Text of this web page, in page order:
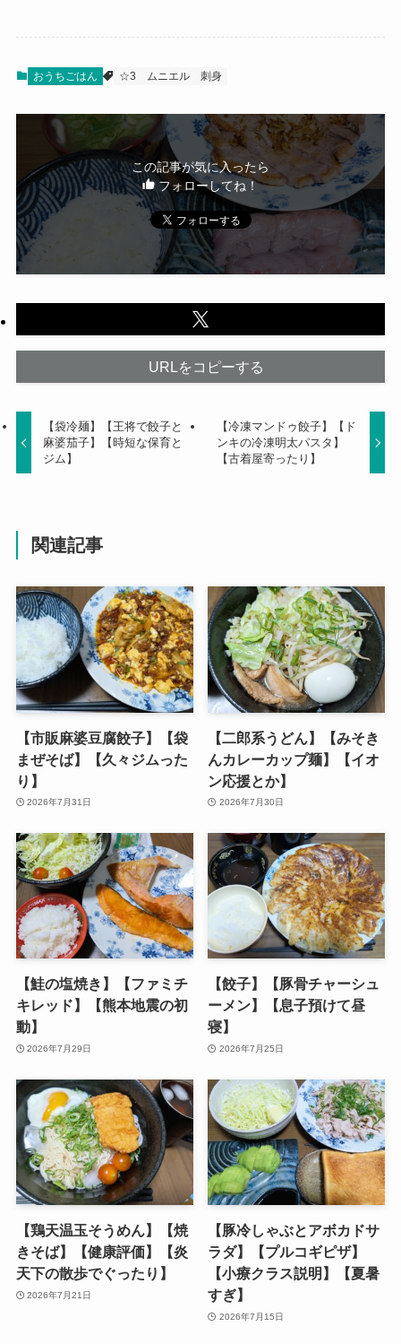
おうちごはん ☆3 ムニエル 刺身
この記事が気に入ったら
フォローしてね！
URLをコピーする
【袋冷麺】【王将で餃子と
麻婆茄子】【時短な保育と
ジム】
【冷凍マンドゥ餃子】【ド
ンキの冷凍明太パスタ】
【古着屋寄ったり】
関連記事
【市販麻婆豆腐餃子】【袋
まぜそば】【久々ジムった
り】
2026年7月31日
【二郎系うどん】【みそき
んカレーカップ麺】【イオ
ン応援とか】
2026年7月30日
【鮭の塩焼き】【ファミチ
キレッド】【熊本地震の初
動】
2026年7月29日
【餃子】【豚骨チャーシュ
ーメン】【息子預けて昼
寝】
2026年7月25日
【鶏天温玉そうめん】【焼
きそば】【健康評価】【炎
天下の散歩でぐったり】
2026年7月21日
【豚冷しゃぶとアボカドサ
ラダ】【プルコギピザ】
【小療クラス説明】【夏暑
すぎ】
2026年7月15日